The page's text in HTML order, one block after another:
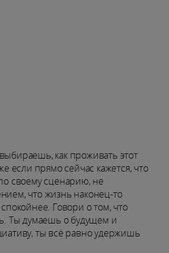
как проживать этот
если прямо сейчас кажется, что
своему сценарию, не
что жизнь наконец-то
Говори о том, что
Ты думаешь о будущем и
ты всё равно удержишь